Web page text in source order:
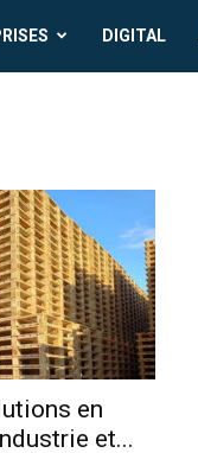
DIGITAL
en
et...